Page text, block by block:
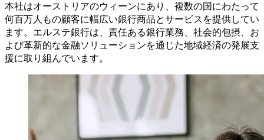
本社はオーストリアのウィーンにあり、複数の国にわたって
何百万人もの顧客に幅広い銀行商品とサービスを提供してい
ます。エルステ銀行は、責任ある銀行業務、社会的包摂、お
よび革新的な金融ソリューションを通じた地域経済の発展支
援に取り組んでいます。